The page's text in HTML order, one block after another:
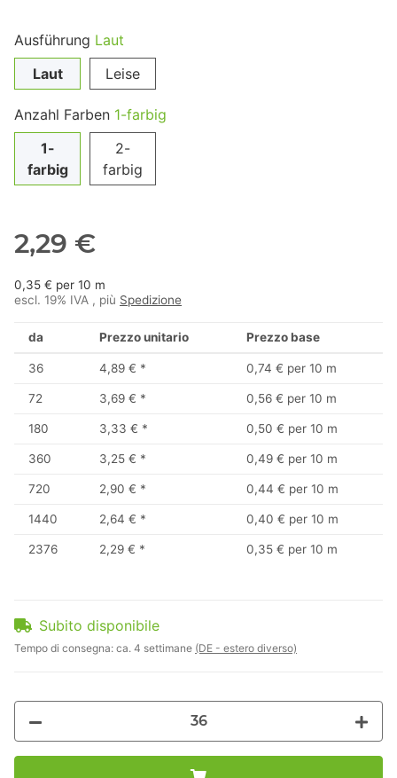
Ausführung Laut
Laut
Leise
Anzahl Farben 1-farbig
1-
farbig
2-
farbig
2,29 €
0,35 € per 10 m
escl. 19% IVA , più Spedizione
da Prezzo unitario Prezzo base
36 4,89 € * 0,74 € per 10 m
72 3,69 € * 0,56 € per 10 m
180 3,33 € * 0,50 € per 10 m
360 3,25 € * 0,49 € per 10 m
720 2,90 € * 0,44 € per 10 m
1440 2,64 € * 0,40 € per 10 m
2376 2,29 € * 0,35 € per 10 m
Subito disponibile
Tempo di consegna: ca. 4 settimane (DE - estero diverso)